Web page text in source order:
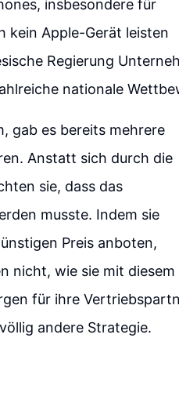
insbesondere für
kein Apple-Gerät leisten
Regierung
nationale
gab es bereits mehrere
Anstatt sich durch die
sie, dass das
musste. Indem sie
Preis anboten,
nicht, wie sie mit diesem
für ihre
andere Strategie.